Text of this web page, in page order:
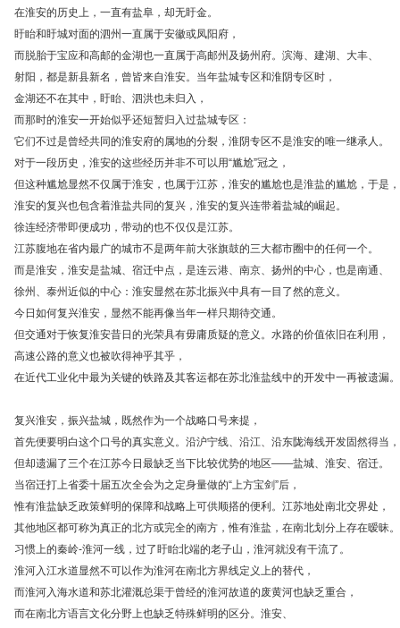
在淮安的历史上，一直有盐阜，却无盱金。
盱眙和盱城对面的泗州一直属于安徽或凤阳府，
而脱胎于宝应和高邮的金湖也一直属于高邮州及扬州府。滨海、建湖、大丰、
射阳，都是新县新名，曾皆来自淮安。当年盐城专区和淮阴专区时，
金湖还不在其中，盱眙、泗洪也未归入，
而那时的淮安一开始似乎还短暂归入过盐城专区：
它们不过是曾经共同的淮安府的属地的分裂，淮阴专区不是淮安的唯一继承人。
对于一段历史，淮安的这些经历并非不可以用“尴尬”冠之，
但这种尴尬显然不仅属于淮安，也属于江苏，淮安的尴尬也是淮盐的尴尬，于是，
淮安的复兴也包含着淮盐共同的复兴，淮安的复兴连带着盐城的崛起。
徐连经济带即便成功，带动的也不仅仅是江苏。
江苏腹地在省内最广的城市不是两年前大张旗鼓的三大都市圈中的任何一个。
而是淮安，淮安是盐城、宿迁中点，是连云港、南京、扬州的中心，也是南通、
徐州、泰州近似的中心：淮安显然在苏北振兴中具有一目了然的意义。
今日如何复兴淮安，显然不能再像当年一样只期待交通。
但交通对于恢复淮安昔日的光荣具有毋庸质疑的意义。水路的价值依旧在利用，
高速公路的意义也被吹得神乎其乎，
在近代工业化中最为关键的铁路及其客运都在苏北淮盐线中的开发中一再被遗漏。
复兴淮安，振兴盐城，既然作为一个战略口号来提，
首先便要明白这个口号的真实意义。沿沪宁线、沿江、沿东陇海线开发固然得当，
但却遗漏了三个在江苏今日最缺乏当下比较优势的地区——盐城、淮安、宿迁。
当宿迁打上省委十届五次全会为之定身量做的“上方宝剑”后，
惟有淮盐缺乏政策鲜明的保障和战略上可供顺搭的便利。江苏地处南北交界处，
其他地区都可称为真正的北方或完全的南方，惟有淮盐，在南北划分上存在暧昧。
习惯上的秦岭-淮河一线，过了盱眙北端的老子山，淮河就没有干流了。
淮河入江水道显然不可以作为淮河在南北方界线定义上的替代，
而淮河入海水道和苏北灌溉总渠于曾经的淮河故道的废黄河也缺乏重合，
而在南北方语言文化分野上也缺乏特殊鲜明的区分。淮安、